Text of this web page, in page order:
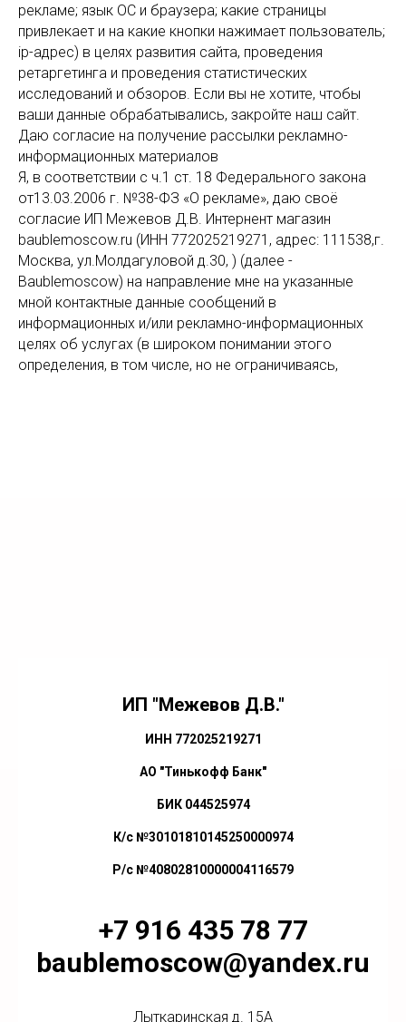
рекламе; язык ОС и браузера; какие страницы
привлекает и на какие кнопки нажимает пользователь;
ip-адрес) в целях развития сайта, проведения
ретаргетинга и проведения статистических
исследований и обзоров. Если вы не хотите, чтобы
ваши данные обрабатывались, закройте наш сайт.
Даю согласие на получение рассылки рекламно-
информационных материалов
Я, в соответствии с ч.1 ст. 18 Федерального закона
от13.03.2006 г. №38-ФЗ «О рекламе», даю своё
согласие ИП Межевов Д.В. Интернент магазин
baublemoscow.ru (ИНН 772025219271, адрес: 111538,г.
Москва, ул.Молдагуловой д.30, ) (далее -
Baublemoscow) на направление мне на указанные
мной контактные данные сообщений в
информационных и/или рекламно-информационных
целях об услугах (в широком понимании этого
определения, в том числе, но не ограничиваясь,
ИП "Межевов Д.В."
ИНН 772025219271
АО "Тинькофф Банк"
БИК 044525974
К/с №30101810145250000974
Р/с №40802810000004116579
+7 916 435 78 77
baublemoscow@yandex.ru
Лыткаринская д. 15А